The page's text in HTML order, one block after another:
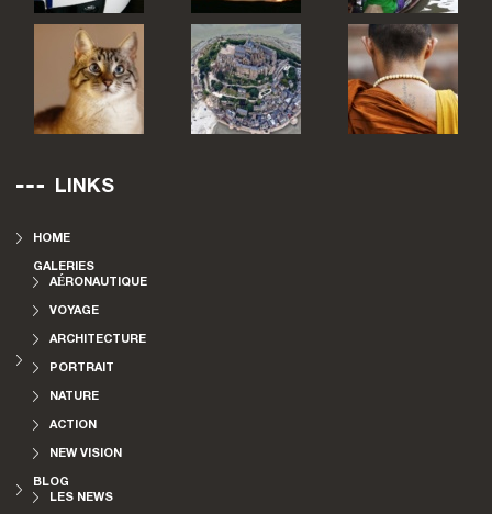
LINKS
HOME
GALERIES
AÉRONAUTIQUE
VOYAGE
ARCHITECTURE
PORTRAIT
NATURE
ACTION
NEW VISION
BLOG
LES NEWS